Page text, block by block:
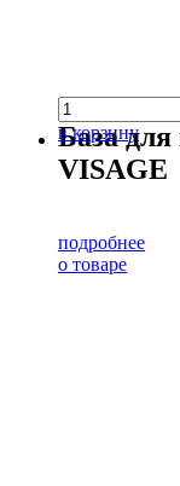
в корзину
База
VISAGE
подробнее
о товаре